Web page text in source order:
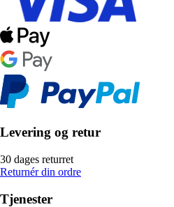
Levering og retur
30 dages returret
Returnér din ordre
Tjenester